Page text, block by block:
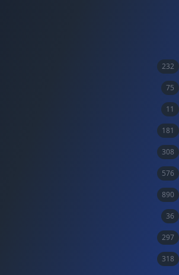
232
75
11
181
308
576
890
36
297
318